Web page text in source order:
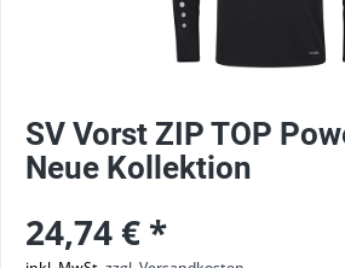
SV Vorst ZIP TOP
Neue Kollektion
24,74 € *